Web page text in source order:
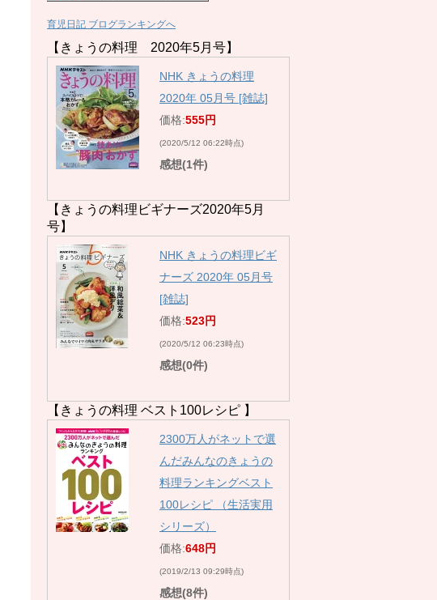
育児日記 ブログランキングへ
【きょうの料理 2020年5月号】
NHK きょうの料理
2020年 05月号 [雑誌]
価格:555円
(2020/5/12 06:22時点)
感想(1件)
【きょうの料理ビギナーズ2020年5月
号】
NHK きょうの料理ビギ
ナーズ 2020年 05月号
[雑誌]
価格:523円
(2020/5/12 06:23時点)
感想(0件)
【きょうの料理 ベスト100レシピ 】
2300万人がネットで選
んだみんなのきょうの
料理ランキングベスト
100レシピ （生活実用
シリーズ）
価格:648円
(2019/2/13 09:29時点)
感想(8件)